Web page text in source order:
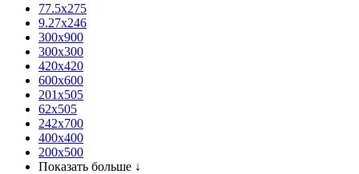
77.5х275
9.27x246
300x900
300x300
420х420
600х600
201х505
62х505
242х700
400х400
200х500
Показать больше ↓